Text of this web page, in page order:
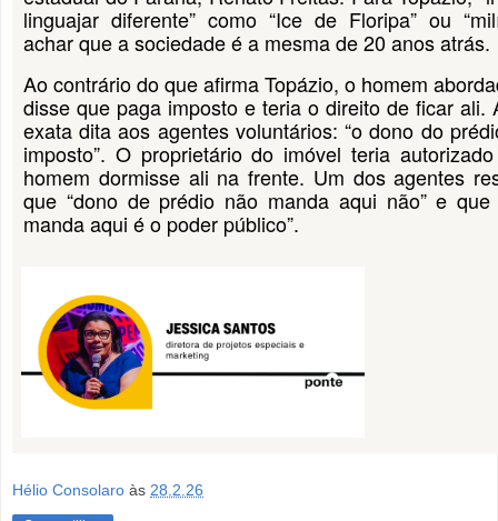
linguajar diferente” como “Ice de Floripa” ou
achar que a sociedade é a mesma de 20 anos atrás.
Ao contrário do que afirma Topázio, o homem
disse que paga imposto e teria o direito de ficar ali.
exata dita aos agentes voluntários: “o dono do
imposto”. O proprietário do imóvel teria
homem dormisse ali na frente. Um dos agentes
que “dono de prédio não manda aqui não” e que
manda aqui é o poder público”.
Hélio Consolaro às 28.2.26